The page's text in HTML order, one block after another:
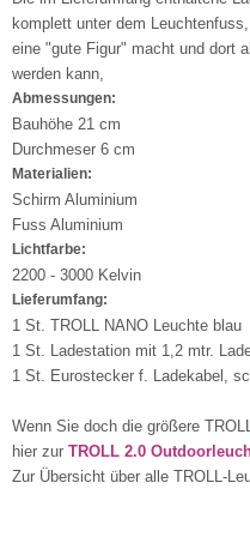
komplett unter dem
eine "gute Figur" macht und dort
werden kann,
Abmessungen:
Bauhöhe 21 cm
Durchmeser 6 cm
Materialien:
Schirm Aluminium
Fuss Aluminium
Lichtfarbe:
2200 - 3000 Kelvin
Lieferumfang:
1 St. TROLL NANO Leuchte blau
1 St. Ladestation mit 1,2 mtr.
1 St. Eurostecker f. Ladekabel,
Wenn Sie doch die größere
hier zur TROLL 2.0
Zur Übersicht über alle TROLL-